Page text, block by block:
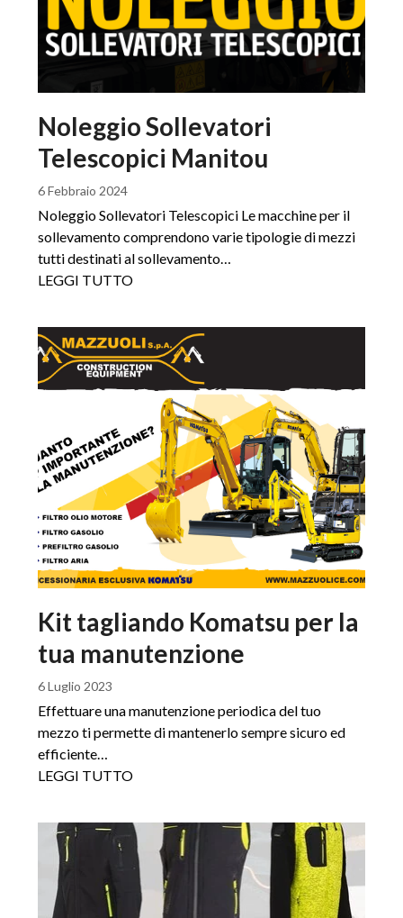
Noleggio Sollevatori
Telescopici Manitou
6 Febbraio 2024
Noleggio Sollevatori Telescopici Le macchine per il
sollevamento comprendono varie tipologie di mezzi
tutti destinati al sollevamento…
LEGGI TUTTO
Kit tagliando Komatsu per la
tua manutenzione
6 Luglio 2023
Effettuare una manutenzione periodica del tuo
mezzo ti permette di mantenerlo sempre sicuro ed
efficiente…
LEGGI TUTTO